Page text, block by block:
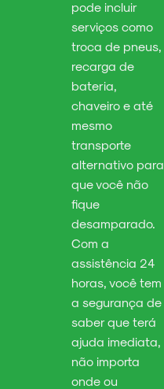
pode incluir
serviços como
troca de pneus,
recarga de
bateria,
chaveiro e até
mesmo
transporte
alternativo para
que você não
fique
desamparado.
Com a
assistência 24
horas, você tem
a segurança de
saber que terá
ajuda imediata,
não importa
onde ou